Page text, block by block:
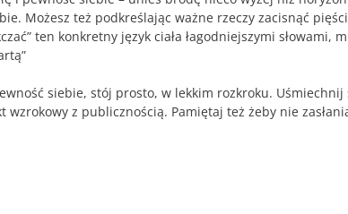
Możesz też podkreślając ważne rzeczy zacisnąć
ten konkretny język ciała łagodniejszymi
siebie, stój prosto, w lekkim rozkroku.
wzrokowy z publicznością. Pamiętaj też żeby nie